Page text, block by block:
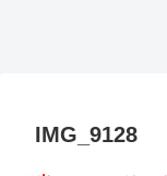
IMG_9128